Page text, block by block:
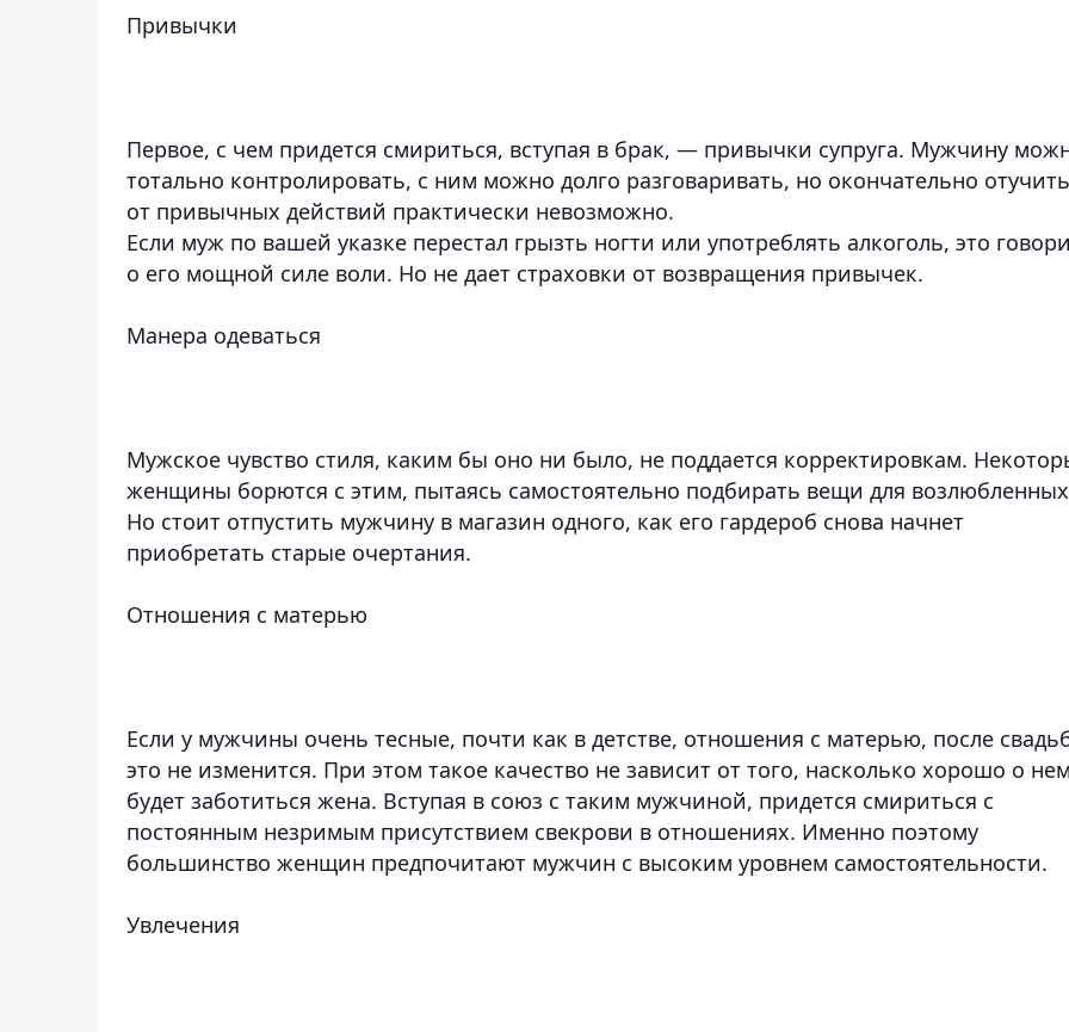
Привычки
Первое, с чем придется смириться, вступая в брак, — привычки супруга. Мужчину
тотально контролировать, с ним можно долго разговаривать, но окончательно отучить
от привычных действий практически невозможно.
Если муж по вашей указке перестал грызть ногти или употреблять алкоголь, это
о его мощной силе воли. Но не дает страховки от возвращения привычек.
Манера одеваться
Мужское чувство стиля, каким бы оно ни было, не поддается корректировкам.
женщины борются с этим, пытаясь самостоятельно подбирать вещи для
Но стоит отпустить мужчину в магазин одного, как его гардероб снова начнет
приобретать старые очертания.
Отношения с матерью
Если у мужчины очень тесные, почти как в детстве, отношения с матерью, после
это не изменится. При этом такое качество не зависит от того, насколько хорошо о
будет заботиться жена. Вступая в союз с таким мужчиной, придется смириться с
постоянным незримым присутствием свекрови в отношениях. Именно поэтому
большинство женщин предпочитают мужчин с высоким уровнем самостоятельности.
Увлечения